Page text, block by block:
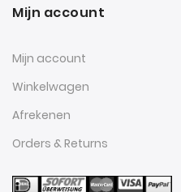
Mijn account
Mijn account
Winkelwagen
Afrekenen
Orders & Returns